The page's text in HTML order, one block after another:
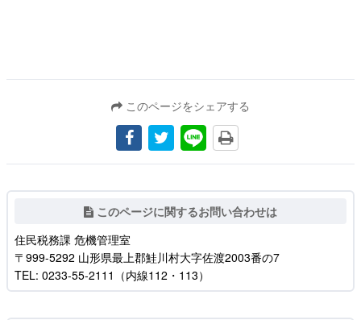
このページをシェアする
このページに関するお問い合わせは
住民税務課 危機管理室
〒999-5292 山形県最上郡鮭川村大字佐渡2003番の7
TEL: 0233-55-2111（内線112・113）